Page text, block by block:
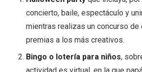
concierto, baile, espectáculo y
mientras realizas un concurso
premias a los más creativos.
Bingo o lotería para niños,